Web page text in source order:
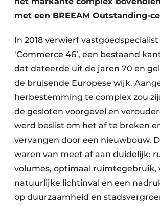
Keukens
Renovatie
Software
Toegangscontrole
Veiligheid & Opleiding
Zonwering
met een BREEAM Outstanding-
In 2018 verwierf
‘Commerce 46’, een bestaand
dat dateerde uit de jaren 70 en
de bruisende Europese wijk.
herbestemming te complex zou
de gesloten voorgevel en
werd beslist om het af te breken
vervangen door een nieuwbouw.
waren van meet af aan duidelijk:
volumes, optimaal ruimtegebruik,
natuurlijke lichtinval en een
op duurzaamheid en